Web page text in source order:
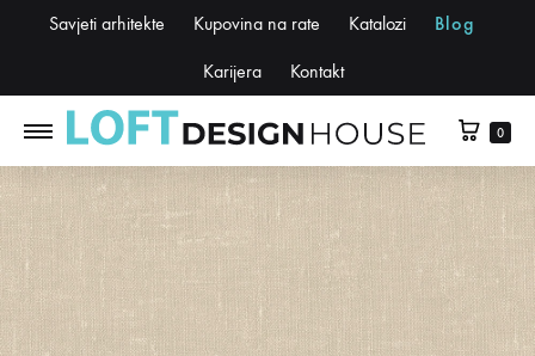
Savjeti arhitekte Kupovina na rate Katalozi Blog
Karijera Kontakt
0